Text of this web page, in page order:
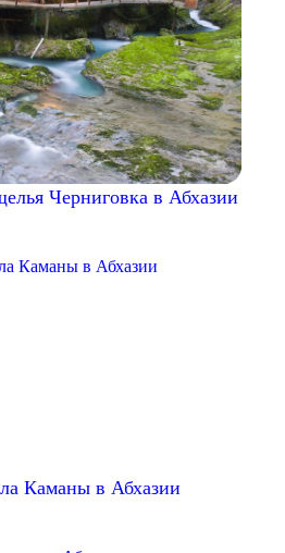
Черниговка в Абхазии
Каманы в Абхазии